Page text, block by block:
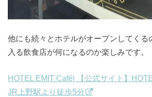
他にも続々とホテルがオープンしてくる
入る飲食店が何になるのか楽しみです。
HOTEL EMIT Café| 【公式サイト】
JR上野駅より徒歩5分